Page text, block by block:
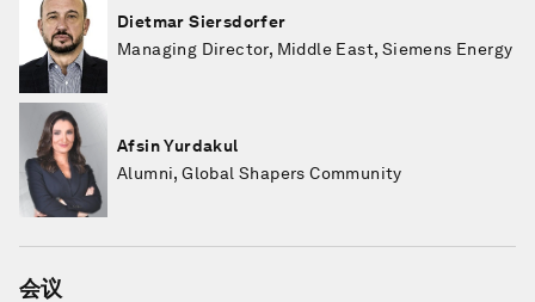
Dietmar Siersdorfer
Managing Director, Middle East, Siemens Energy
Afsin Yurdakul
Alumni, Global Shapers Community
会议